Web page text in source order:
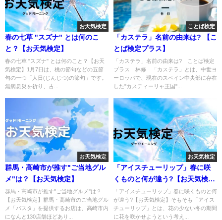
お天気検定
春の七草 "スズナ" とは何のこ
と？【お天気検定】
春の七草 "スズナ" とは何のこと？【お天
気検定】1月7日は、桃の節句などの五節
句の一つ「人日(じんじつ)の節句」です。
無病息災を祈り、古...
ことば検定
「カステラ」名前の由来は? 【こ
とば検定プラス】
「カステラ」名前の由来は? ことば検定
プラス 林修 「カステラ」とは、中世ヨ
ーロッパで、現在のスペイン中央部に存在
した"カスティーリャ王国"...
お天気検定
群馬・高崎市が推す"ご当地グル
メ"は？【お天気検定】
群馬・高崎市が推す"ご当地グルメ"は？
【お天気検定】群馬・高崎市のご当地グル
メ「パスタ」を提供するお店は、高崎市内
になんと130店舗ほどあり...
お天気検定
「アイスチューリップ」春に咲
くものと何が違う?【お天気検
定】
「アイスチューリップ」春に咲くものと何
が違う?【お天気検定】そもそも「アイス
チューリップ」とは、花の少ない冬の期間
に花を咲かせようという考え...